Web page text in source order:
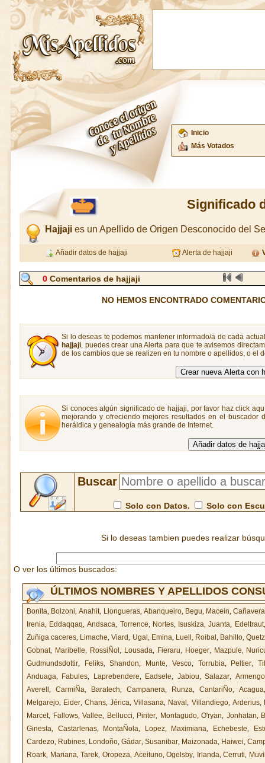
Inicio
Más Votados
Significado
Hajjaji es un Apellido de Origen Desconocido del
Añadir datos de hajjaji Alerta de hajjaji
0 Comentarios de hajjaji
NO HEMOS ENCONTRADO
Si lo deseas te podemos mantener informado/a de cada
hajjaji, puedes crear una Alerta para que te avisemos
de los cambios que se realizen en tu nombre o apellidos, o el
Si conoces algún significado de hajjaji, por favor haz click
mejorando y ofreciendo mejores resultados en el buscador
heráldica y genealogía más grande de Internet.
Buscar
Solo con Datos. Solo con
Si lo deseas tambien puedes realizar
O ver los últimos buscados:
ÚLTIMOS NOMBRES Y APELLIDOS
Bonita, Bolzoni,Anahit, Llongueras, Abanqueiro, Begu, Macein,
Irenia, Eddaqqaq,Andsaca, Torrence, Nortes, Isuskiza,Juanta, Edeltraut
Zuñiga caceres, Limache,Viard, Ugal , Emina, Luell , Roibal, Bahillo,
Gobnat, Maribelle, RossiÑol , Lousada, Fieraru, Hoeger, Mazpule,
Gudmundsdottir, Feliks,Shandon, Munte, Vesco, Torrubia, Peltier,
Anduaga, Fabules, Laprebendere, Eadsele, Jabiou,Salazar,
Averell , CarmiÑa, Baratech, Campanera, Runza, CantariÑo, Acagua
Melgarejo, Eider,Chans,Jérica,Villasana, Naval, Villandiego, Arderius,
Marcet, Fallows,Vallee, Bellucci, Pinter, Montagudo,O'ryan, Jonhatan,
Ginesta, Castarlenas, MontaÑola, Lopez, Maximiana, Echebeste,
Cardezo, Rubines, Londoño, Gádar, Susanibar, Maizonada, Haiwei,
Roark, Mariana,Tarek, Oropeza, Aceituno,Ogelsby, Irlanda,Cerruti,